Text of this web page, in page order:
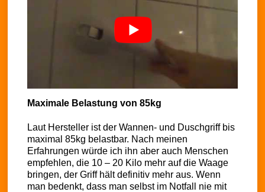
Maximale Belastung von 85kg
Laut Hersteller ist der Wannen- und Duschgriff bis
maximal 85kg belastbar. Nach meinen
Erfahrungen würde ich ihn aber auch Menschen
empfehlen, die 10 – 20 Kilo mehr auf die Waage
bringen, der Griff hält definitiv mehr aus. Wenn
man bedenkt, dass man selbst im Notfall nie mit